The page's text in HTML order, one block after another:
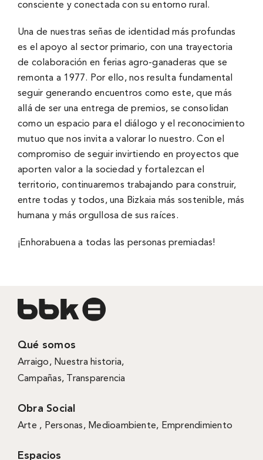
consciente y conectada con su entorno rural.
Una de nuestras señas de identidad más profundas
es el apoyo al sector primario, con una trayectoria
de colaboración en ferias agro-ganaderas que se
remonta a 1977. Por ello, nos resulta fundamental
seguir generando encuentros como este, que más
allá de ser una entrega de premios, se consolidan
como un espacio para el diálogo y el reconocimiento
mutuo que nos invita a valorar lo nuestro. Con el
compromiso de seguir invirtiendo en proyectos que
aporten valor a la sociedad y fortalezcan el
territorio, continuaremos trabajando para construir,
entre todas y todos, una Bizkaia más sostenible, más
humana y más orgullosa de sus raíces.
¡Enhorabuena a todas las personas premiadas!
Qué somos
Arraigo, Nuestra historia,
Campañas, Transparencia
Obra Social
Arte , Personas, Medioambiente, Emprendimiento
Espacios